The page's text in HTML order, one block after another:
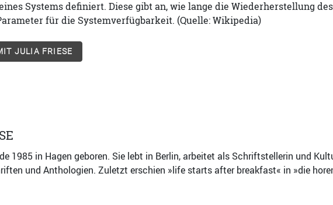
Systems definiert. Diese gibt an, wie lange die Wiederherstellung
für die Systemverfügbarkeit. (Quelle: Wikipedia)
JULIA FRIESE
1985 in Hagen geboren. Sie lebt in Berlin, arbeitet als Schriftstellerin und
und Anthologien. Zuletzt erschien »life starts after breakfast« in »die